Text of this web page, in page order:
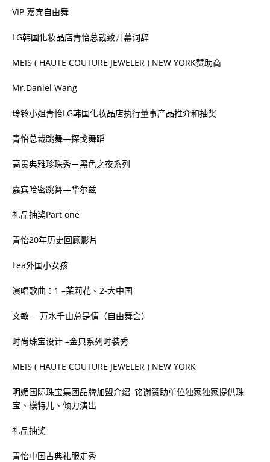
VIP 嘉宾自由舞
LG韩国化妆品店青怡总裁致开幕词辞
MEIS ( HAUTE COUTURE JEWELER ) NEW YORK赞助商
Mr.Daniel Wang
玲铃小姐青怡LG韩国化妆品店执行董事产品推介和抽奖
青怡总裁跳舞—探戈舞蹈
高贵典雅珍珠秀－黑色之夜系列
嘉宾哈密跳舞—华尔兹
礼品抽奖Part one
青怡20年历史回顾影片
Lea外国小女孩
演唱歌曲： 1 –茉莉花。 2-大中国
文敏— 万水千山总是情（自由舞会）
时尚珠宝设计 –金典系列时装秀
MEIS ( HAUTE COUTURE JEWELER ) NEW YORK
明媚国际珠宝集团品牌加盟介绍–铭谢赞助单位独家独家提供珠
宝、模特儿、倾力演出
礼品抽奖
青怡中国古典礼服走秀